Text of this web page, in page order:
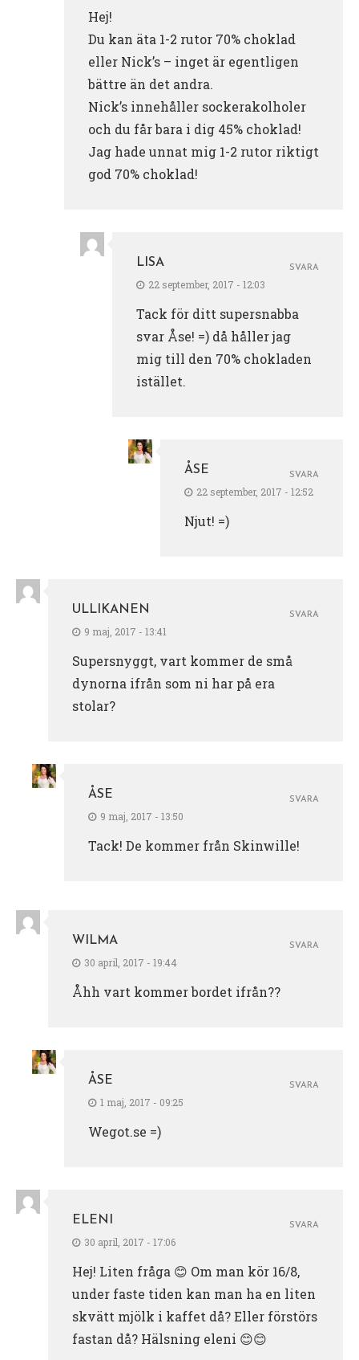
Hej!
Du kan äta 1-2 rutor 70% choklad
eller Nick’s – inget är egentligen
bättre än det andra.
Nick’s innehåller sockerakolholer
och du får bara i dig 45% choklad!
Jag hade unnat mig 1-2 rutor riktigt
god 70% choklad!
LISA
22 september, 2017 - 12:03
Tack för ditt supersnabba
svar Åse! =) då håller jag
mig till den 70% chokladen
istället.
SVARA
ÅSE
22 september, 2017 - 12:52
Njut! =)
SVARA
ULLIKANEN
9 maj, 2017 - 13:41
Supersnyggt, vart kommer de små
dynorna ifrån som ni har på era
stolar?
SVARA
ÅSE
9 maj, 2017 - 13:50
Tack! De kommer från Skinwille!
SVARA
WILMA
30 april, 2017 - 19:44
Åhh vart kommer bordet ifrån??
SVARA
ÅSE
1 maj, 2017 - 09:25
Wegot.se =)
SVARA
ELENI
30 april, 2017 - 17:06
Hej! Liten fråga 😊 Om man kör 16/8,
under faste tiden kan man ha en liten
skvätt mjölk i kaffet då? Eller förstörs
fastan då? Hälsning eleni 😊😊
SVARA